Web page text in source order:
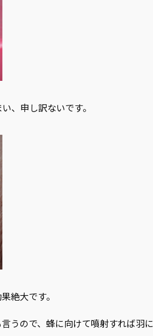
、申し訳ないです。
絶大です。
うので、蜂に向けて噴射すれば羽